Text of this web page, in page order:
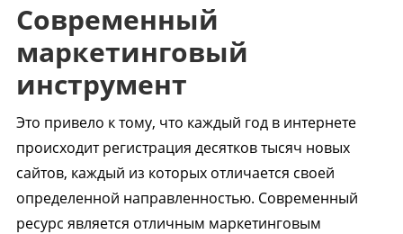
Современный
маркетинговый
инструмент
Это привело к тому, что каждый год в интернете
происходит регистрация десятков тысяч новых
сайтов, каждый из которых отличается своей
определенной направленностью. Современный
ресурс является отличным маркетинговым